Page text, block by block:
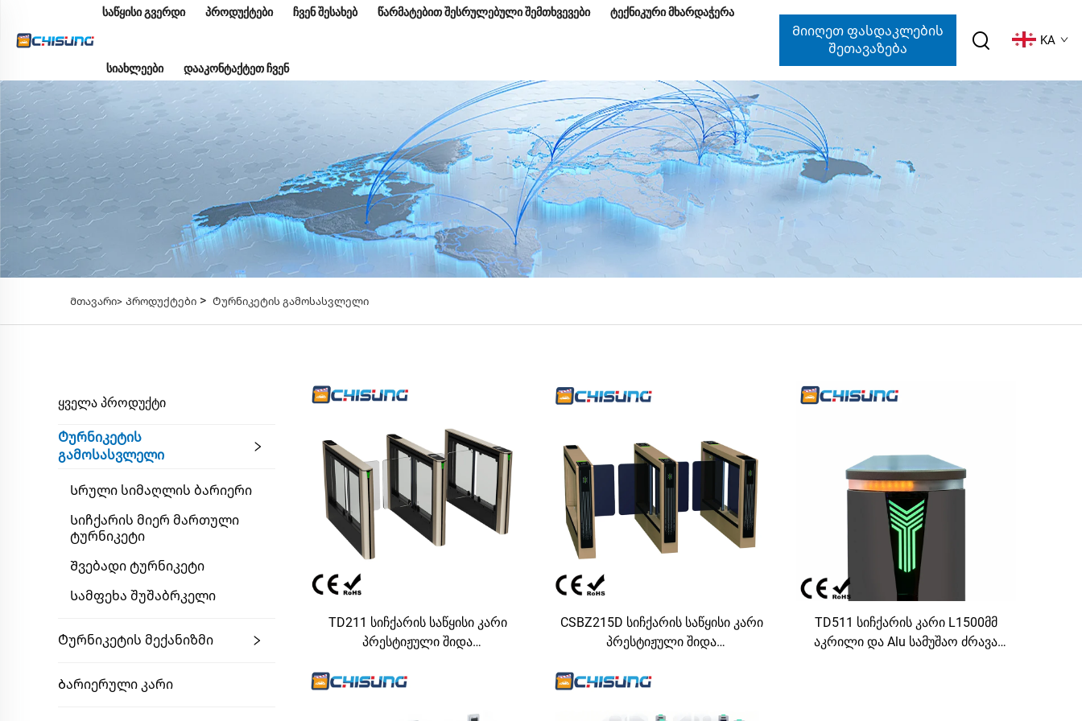
ᲡᲐᲬᲧᲘᲡᲘ ᲒᲕᲔᲠᲓᲘ ᲞᲠᲝᲓᲣᲥᲢᲔᲑᲘ ᲩᲕᲔᲜ ᲨᲔᲡᲐᲮᲔᲑ ᲬᲐᲠᲛᲐᲢᲔᲑᲘᲗ ᲨᲔᲡᲠᲣᲚᲔᲑᲣᲚᲘ ᲨᲔᲛᲗᲮᲕᲔᲕᲔᲑᲘ ᲢᲔᲥᲜᲘᲙᲣᲠᲘ ᲛᲮᲐᲠᲓᲐᲭᲔᲠᲐ
ᲡᲘᲐᲮᲚᲔᲔᲑᲘ ᲓᲐᲐᲙᲝᲜᲢᲐᲥᲢᲔᲗ ᲩᲕᲔᲜ
Მიიღეთ Ფასდაკლების
Შეთავაზება
KA
Მთავარი> Პროდუქტები > Ტურნიკეტის გამოსასვლელი
ᲧᲕᲔᲚᲐ ᲞᲠᲝᲓᲣᲥᲢᲘ
Ტურნიკეტის
Გამოსასვლელი
Სრული Სიმაღლის Ბარიერი
Სიჩქარის Მიერ Მართული
Ტურნიკეტი
Შვებადი Ტურნიკეტი
Სამფეხა Შუშაბრკელი
Ტურნიკეტის Მექანიზმი
Ბარიერული Კარი
TD211 სიჩქარის საწყისი კარი
პრესტიჟული შიდა
მოტორით, ცივი გაწოლილი
CSBZ215D სიჩქარის საწყისი კარი
პრესტიჟული შიდა
მოტორით, ცივი გაწოლილი
TD511 სიჩქარის კარი L1500მმ
აკრილი და Alu სამუშაო ძრავა